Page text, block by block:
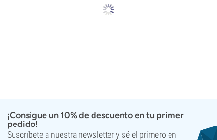
¡Consigue un 10% de descuento en tu primer
pedido!
Suscríbete a nuestra newsletter y sé el primero en